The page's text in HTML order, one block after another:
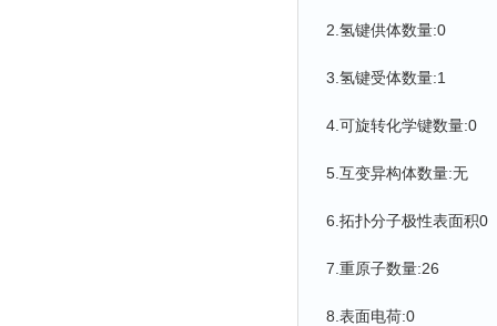
2.氢键供体数量:0
3.氢键受体数量:1
4.可旋转化学键数量:0
5.互变异构体数量:无
6.拓扑分子极性表面积0
7.重原子数量:26
8.表面电荷:0